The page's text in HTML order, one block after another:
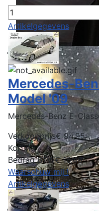
Artikelgegevens
Mercedes-
Model '09
Mercedes-Benz E-
Verkoopprijs€ 94,95
Korting
Bedrag BTW€ 16,48
Waarschuw mij !
Artikelgegevens